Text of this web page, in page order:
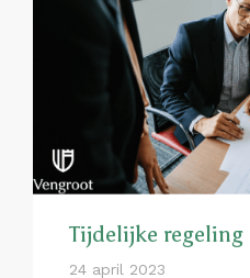
Tijdelijke regeling
24 april 2023